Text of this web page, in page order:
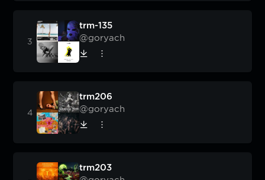
trm-135
@goryach
trm206
@goryach
trm203